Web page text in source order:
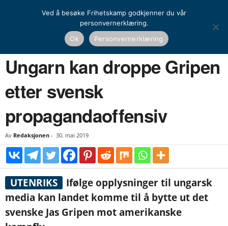
Ungarn kan droppe Gripen etter svensk propagandaoffensiv
Ungarn kan droppe Gripen
etter svensk
propagandaoffensiv
Av Redaksjonen - 30. mai 2019
UTENRIKS
Ifølge opplysninger til ungarsk
media kan landet komme til å bytte ut det
svenske Jas Gripen mot amerikanske
Ved å besøke Frihetskamp godkjenner du vår
personvernerklæring.
Ok
Personvernerklæring